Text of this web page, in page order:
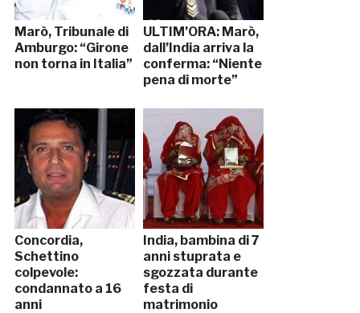
Marò, Tribunale di
Amburgo: “Girone
non torna in Italia”
ULTIM’ORA: Marò,
dall’India arriva la
conferma: “Niente
pena di morte”
Concordia,
Schettino
colpevole:
condannato a 16
anni
India, bambina di 7
anni stuprata e
sgozzata durante
festa di
matrimonio